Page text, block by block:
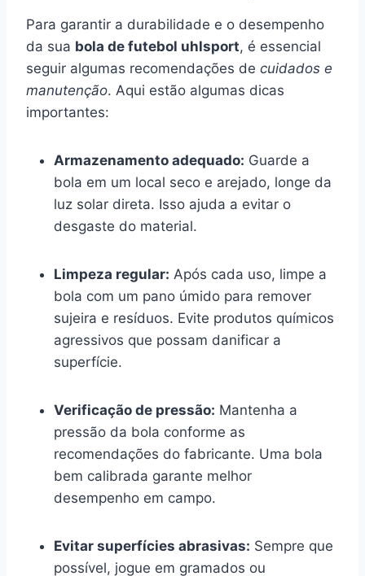
Para garantir a durabilidade e o desempenho
da sua bola de futebol uhlsport, é essencial
seguir algumas recomendações de cuidados e
manutenção. Aqui estão algumas dicas
importantes:
Armazenamento adequado: Guarde a
bola em um local seco e arejado, longe da
luz solar direta. Isso ajuda a evitar o
desgaste do material.
Limpeza regular: Após cada uso, limpe a
bola com um pano úmido para remover
sujeira e resíduos. Evite produtos químicos
agressivos que possam danificar a
superfície.
Verificação de pressão: Mantenha a
pressão da bola conforme as
recomendações do fabricante. Uma bola
bem calibrada garante melhor
desempenho em campo.
Evitar superfícies abrasivas: Sempre que
possível, jogue em gramados ou